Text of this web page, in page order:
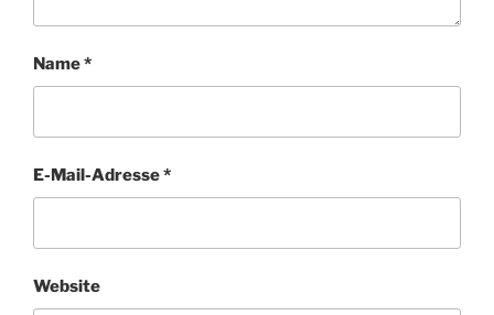
Name*
E-Mail-Adresse*
Website